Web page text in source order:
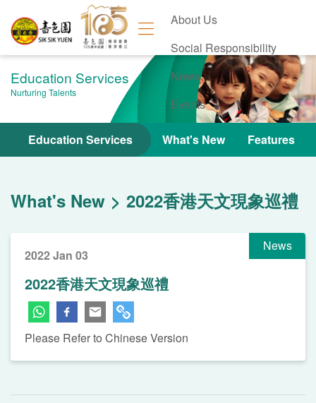
About Us
Social Responsibility
News
Events
Contact Us
Education Services
Nurturing Talents
Education Services What's New Features
What's New 2022香港天文現象巡禮
News
2022 Jan 03
2022香港天文現象巡禮
Please Refer to Chinese Version